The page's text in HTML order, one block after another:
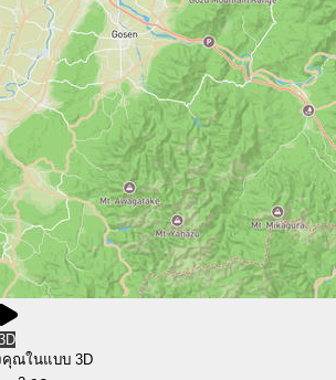
ณในแบบ 3D